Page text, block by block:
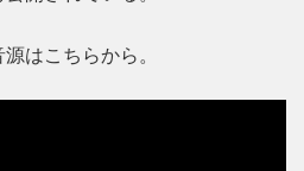
はこちらから。